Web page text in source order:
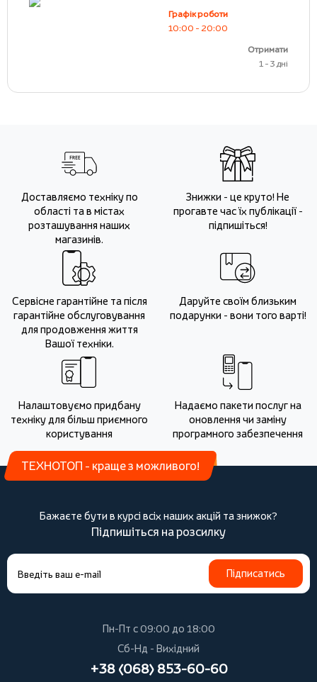
Графік роботи
10:00 - 20:00
Отримати
1 - 3 дні
Доставляємо техніку по
області та в містах
розташування наших
магазинів.
Знижки - це круто! Не
прогавте час їх публікації -
підпишіться!
Сервісне гарантійне та після
гарантійне обслуговування
для продовження життя
Вашої техніки.
Даруйте своїм близьким
подарунки - вони того варті!
Налаштовуємо придбану
техніку для більш приємного
користування
Надаємо пакети послуг на
оновлення чи заміну
програмного забезпечення
ТЕХНОТОП - краще з можливого!
Бажаєте бути в курсі всіх наших акцій та знижок?
Підпишіться на розсилку
Підписатись
Пн-Пт с 09:00 до 18:00
Сб-Нд - Вихідний
+38 (068) 853-60-60